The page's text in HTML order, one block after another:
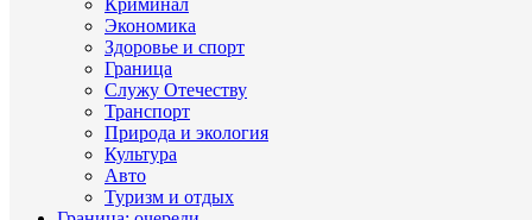
Криминал
Экономика
Здоровье и спорт
Граница
Служу Отечеству
Транспорт
Природа и экология
Культура
Авто
Туризм и отдых